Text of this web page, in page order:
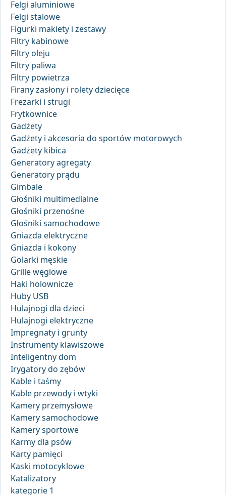
Felgi aluminiowe
Felgi stalowe
Figurki makiety i zestawy
Filtry kabinowe
Filtry oleju
Filtry paliwa
Filtry powietrza
Firany zasłony i rolety dziecięce
Frezarki i strugi
Frytkownice
Gadżety
Gadżety i akcesoria do sportów motorowych
Gadżety kibica
Generatory agregaty
Generatory prądu
Gimbale
Głośniki multimedialne
Głośniki przenośne
Głośniki samochodowe
Gniazda elektryczne
Gniazda i kokony
Golarki męskie
Grille węglowe
Haki holownicze
Huby USB
Hulajnogi dla dzieci
Hulajnogi elektryczne
Impregnaty i grunty
Instrumenty klawiszowe
Inteligentny dom
Irygatory do zębów
Kable i taśmy
Kable przewody i wtyki
Kamery przemysłowe
Kamery samochodowe
Kamery sportowe
Karmy dla psów
Karty pamięci
Kaski motocyklowe
Katalizatory
kategorie 1